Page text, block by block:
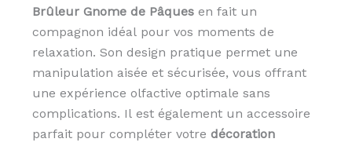
Brûleur Gnome de Pâquesen fait un
compagnon idéal pour vos moments de
relaxation. Son design pratique permet une
manipulation aisée et sécurisée, vous offrant
une expérience olfactive optimale sans
complications. Il est également un accessoire
parfait pour compléter votre décoration